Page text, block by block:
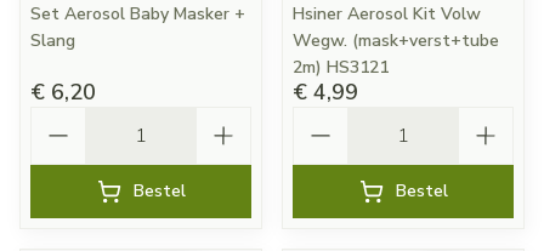
Set Aerosol Baby Masker +
Slang
€ 6,20
Bestel
Hsiner Aerosol Kit Volw
Wegw. (mask+verst+tube
2m) HS3121
€ 4,99
Bestel